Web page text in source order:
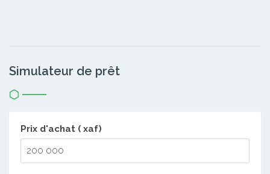
Simulateur de prêt
Prix d'achat ( xaf)